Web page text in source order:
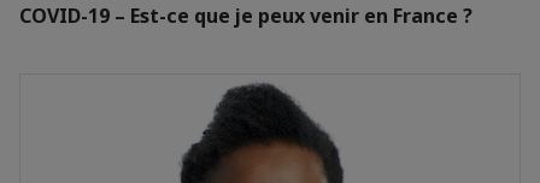
COVID-19 – Est-ce que je peux venir en France ?